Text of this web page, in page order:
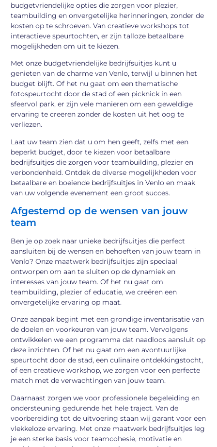
budgetvriendelijke opties die zorgen voor plezier,
teambuilding en onvergetelijke herinneringen, zonder de
kosten op te schroeven. Van creatieve workshops tot
interactieve speurtochten, er zijn talloze betaalbare
mogelijkheden om uit te kiezen.
Met onze budgetvriendelijke bedrijfsuitjes kunt u
genieten van de charme van Venlo, terwijl u binnen het
budget blijft. Of het nu gaat om een thematische
fotospeurtocht door de stad of een picknick in een
sfeervol park, er zijn vele manieren om een geweldige
ervaring te creëren zonder de kosten uit het oog te
verliezen.
Laat uw team zien dat u om hen geeft, zelfs met een
beperkt budget, door te kiezen voor betaalbare
bedrijfsuitjes die zorgen voor teambuilding, plezier en
verbondenheid. Ontdek de diverse mogelijkheden voor
betaalbare en boeiende bedrijfsuitjes in Venlo en maak
van uw volgende evenement een groot succes.
Afgestemd op de wensen van jouw
team
Ben je op zoek naar unieke bedrijfsuitjes die perfect
aansluiten bij de wensen en behoeften van jouw team in
Venlo? Onze maatwerk bedrijfsuitjes zijn speciaal
ontworpen om aan te sluiten op de dynamiek en
interesses van jouw team. Of het nu gaat om
teambuilding, plezier of educatie, we creëren een
onvergetelijke ervaring op maat.
Onze aanpak begint met een grondige inventarisatie van
de doelen en voorkeuren van jouw team. Vervolgens
ontwikkelen we een programma dat naadloos aansluit op
deze inzichten. Of het nu gaat om een avontuurlijke
speurtocht door de stad, een culinaire ontdekkingstocht,
of een creatieve workshop, we zorgen voor een perfecte
match met de verwachtingen van jouw team.
Daarnaast zorgen we voor professionele begeleiding en
ondersteuning gedurende het hele traject. Van de
voorbereiding tot de uitvoering staan wij garant voor een
vlekkeloze ervaring. Met onze maatwerk bedrijfsuitjes leg
je een sterke basis voor teamcohesie, motivatie en